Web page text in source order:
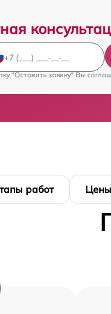
"Оставить заявку" Вы
работ Цены